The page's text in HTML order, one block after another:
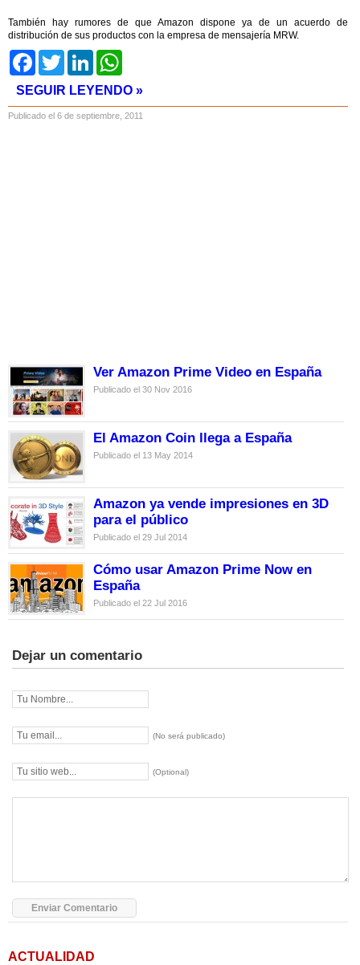
También hay rumores de que Amazon dispone ya de un acuerdo de
distribución de sus productos con la empresa de mensajería MRW.
FacebookTwitter LinkedIn
SEGUIR LEYENDO »
Publicado el 6 de septiembre, 2011
Ver Amazon Prime Video en España
Publicado el 30 Nov 2016
El Amazon Coin llega a España
Publicado el 13 May 2014
Amazon ya vende impresiones en 3D
para el público
Publicado el 29 Jul 2014
Cómo usar Amazon Prime Now en
España
Publicado el 22 Jul 2016
Dejar un comentario
(No será publicado)
(Optional)
ACTUALIDAD